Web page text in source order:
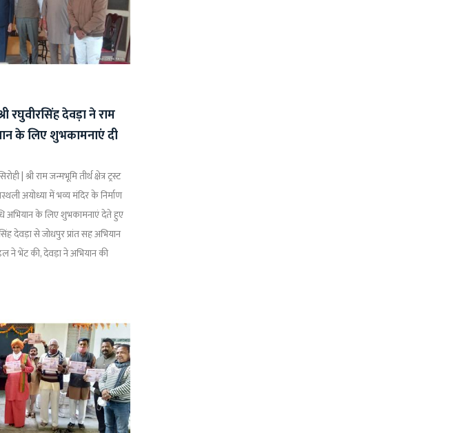
रघुवीरसिंह देवड़ा ने राम
के लिए शुभकामनाएं दी
| श्री राम जन्मभूमि तीर्थ क्षेत्र ट्रस्ट
अयोध्या में भव्य मंदिर के निर्माण
अभियान के लिए शुभकामनाएं देते हुए
देवड़ा से जोधपुर प्रांत सह अभियान
ने भेंट की, देवड़ा ने अभियान की